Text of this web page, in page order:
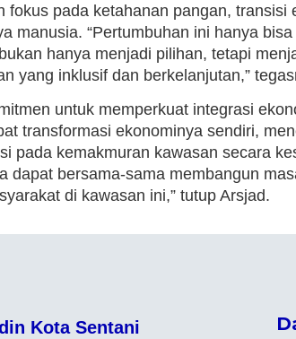
fokus pada ketahanan pangan,
manusia. “Pertumbuhan ini hanya
hanya menjadi pilihan, tetapi
yang inklusif dan berkelanjutan,”
untuk memperkuat integrasi
transformasi ekonominya sendiri,
pada kemakmuran kawasan secara
dapat bersama-sama membangun
di kawasan ini,” tutup Arsjad.
Kota Sentani